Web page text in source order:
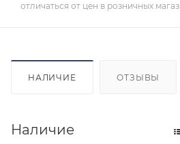
отличаться от цен в розничных
НАЛИЧИЕ ОТЗЫВЫ
Наличие